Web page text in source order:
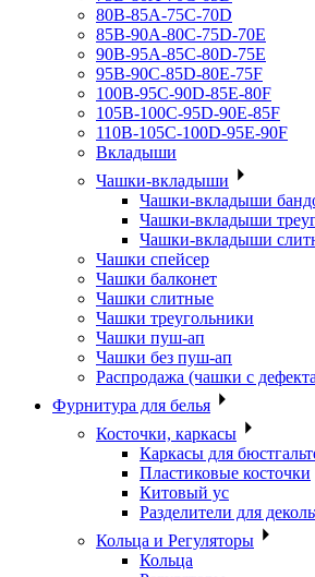
80В-85А-75С-70D
85В-90А-80С-75D-70E
90B-95A-85C-80D-75E
95B-90C-85D-80E-75F
100B-95C-90D-85E-80F
105B-100C-95D-90E-85F
110B-105C-100D-95E-90F
Вкладыши
Чашки-вкладыши
Чашки-вкладыши
Чашки-вкладыши
Чашки-вкладыши
Чашки спейсер
Чашки балконет
Чашки слитные
Чашки треугольники
Чашки пуш-ап
Чашки без пуш-ап
Распродажа (чашки с
Фурнитура для белья
Косточки, каркасы
Каркасы для
Пластиковые косточки
Китовый ус
Разделители для
Кольца и Регуляторы
Кольца